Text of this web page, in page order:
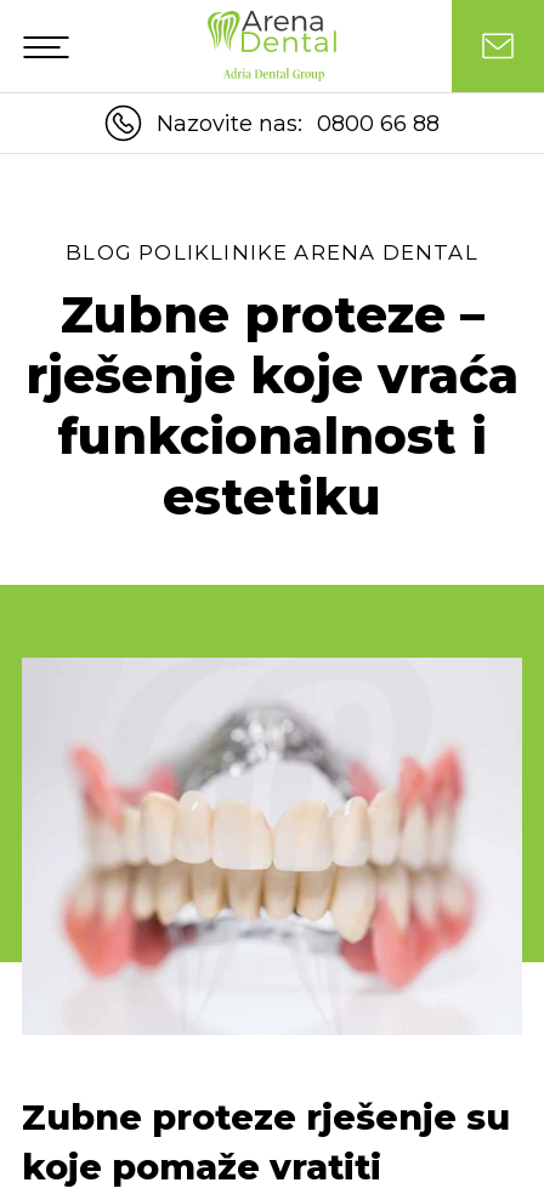
Nazovite nas: 0800 66 88
BLOG POLIKLINIKE ARENA DENTAL
Zubne proteze –
rješenje koje vraća
funkcionalnost i
estetiku
Zubne proteze rješenje su
koje pomaže vratiti